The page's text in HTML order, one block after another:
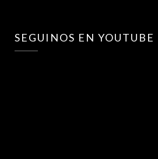
SEGUINOS EN YOUTUBE